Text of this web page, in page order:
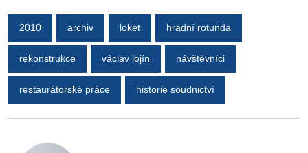
2010 archiv loket hradní rotunda
rekonstrukce václav lojín návštěvníci
restaurátorské práce historie soudnictví